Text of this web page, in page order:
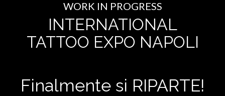
WORK IN PROGRESS
INTERNATIONAL
TATTOO EXPO NAPOLI
Finalmente si RIPARTE!